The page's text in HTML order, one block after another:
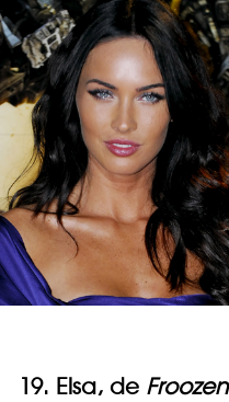
19. Elsa, de Froozen